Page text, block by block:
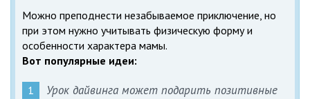
Можно преподнести незабываемое приключение, но
при этом нужно учитывать физическую форму и
особенности характера мамы.
Вот популярные идеи:
Урок дайвинга может подарить позитивные